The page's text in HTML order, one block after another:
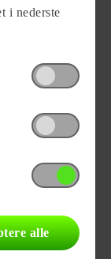
i nederste
alle